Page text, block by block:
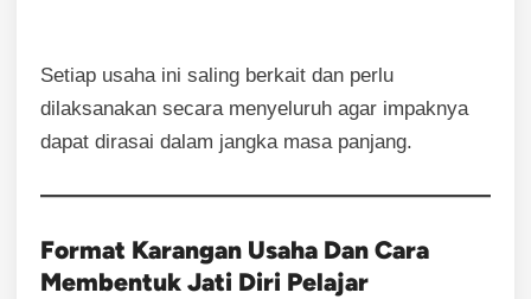
Setiap usaha ini saling berkait dan perlu
dilaksanakan secara menyeluruh agar impaknya
dapat dirasai dalam jangka masa panjang.
Format Karangan Usaha Dan Cara
Membentuk Jati Diri Pelajar